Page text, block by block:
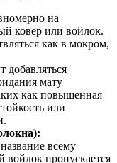
на
ковер или войлок.
как в мокром,
добавляться
мату
как повышенная
или
всему
пропускается